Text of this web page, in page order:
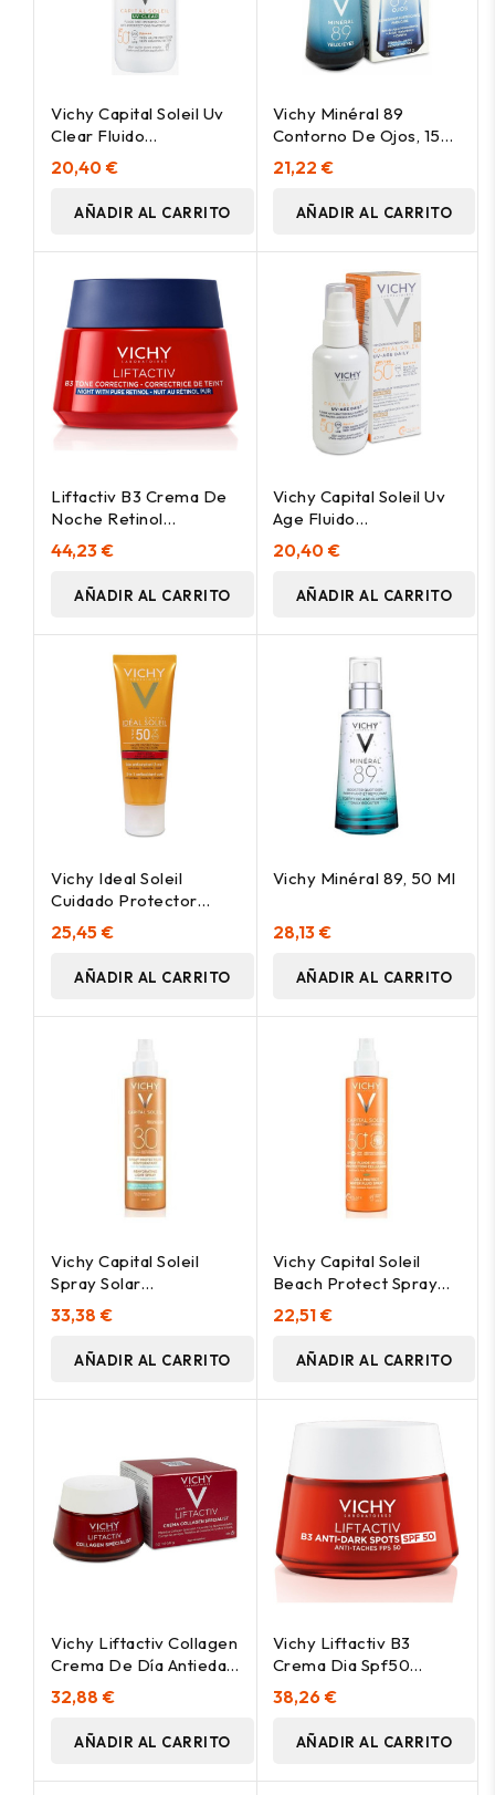
Vichy Capital Soleil Uv
Clear Fluido
Fotoprotector Diario
Anti-Imperfecciones
Spf50+, 40 Ml
20,40 €
AÑADIR AL CARRITO
Vichy Minéral 89
Contorno De Ojos, 15
Ml
21,22 €
AÑADIR AL CARRITO
Liftactiv B3 Crema De
Noche Retinol
Antimanchas 50 Ml
44,23 €
AÑADIR AL CARRITO
Vichy Capital Soleil Uv
Age Fluido
Fotoprotector Diario
Con Color Spf50+ Tono
Light, 50 Ml
20,40 €
AÑADIR AL CARRITO
Vichy Ideal Soleil
Cuidado Protector
Antiedad 3En1 Spf50
50Ml
25,45 €
AÑADIR AL CARRITO
Vichy Minéral 89, 50 Ml
28,13 €
AÑADIR AL CARRITO
Vichy Capital Soleil
Spray Solar
Multiprotección Spf30,
200 Ml
33,38 €
AÑADIR AL CARRITO
Vichy Capital Soleil
Beach Protect Spray
Multi-Protección Spf
50+ 200Ml
22,51 €
AÑADIR AL CARRITO
Vichy Liftactiv Collagen
Crema De Día Antiedad
50Ml
32,88 €
AÑADIR AL CARRITO
Vichy Liftactiv B3
Crema Dia Spf50
Antimancha 50Ml
38,26 €
AÑADIR AL CARRITO